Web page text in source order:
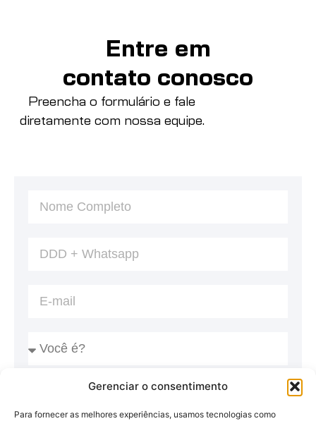
Gerenciar o consentimento
Para fornecer as melhores experiências, usamos tecnologias como
Entre em
contato conosco
Preencha o formulário e fale
diretamente com nossa equipe.